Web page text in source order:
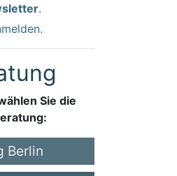
.
Sie die
Berlin